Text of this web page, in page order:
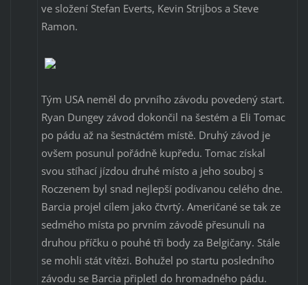
ve složení Stefan Everts, Kevin Strijbos a Steve
Ramon.
Tým USA neměl do prvního závodu povedený start.
Ryan Dungey závod dokončil na šestém a Eli Tomac
po pádu až na šestnáctém místě. Druhý závod je
ovšem posunul pořádně kupředu. Tomac získal
svou stíhací jízdou druhé místo a jeho souboj s
Roczenem byl snad nejlepší podívanou celého dne.
Barcia projel cílem jako čtvrtý. Američané se tak ze
sedmého místa po prvním závodě přesunuli na
druhou příčku o pouhé tři body za Belgičany. Stále
se mohli stát vítězi. Bohužel po startu posledního
závodu se Barcia připletl do hromadného pádu.